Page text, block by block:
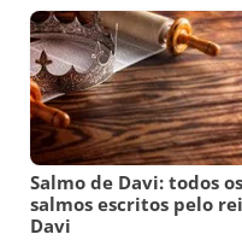
Salmo de Davi: todos os
salmos escritos pelo rei
Davi